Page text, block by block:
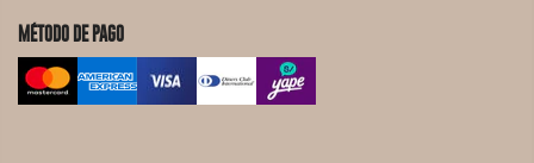
MÉTODO DE PAGO